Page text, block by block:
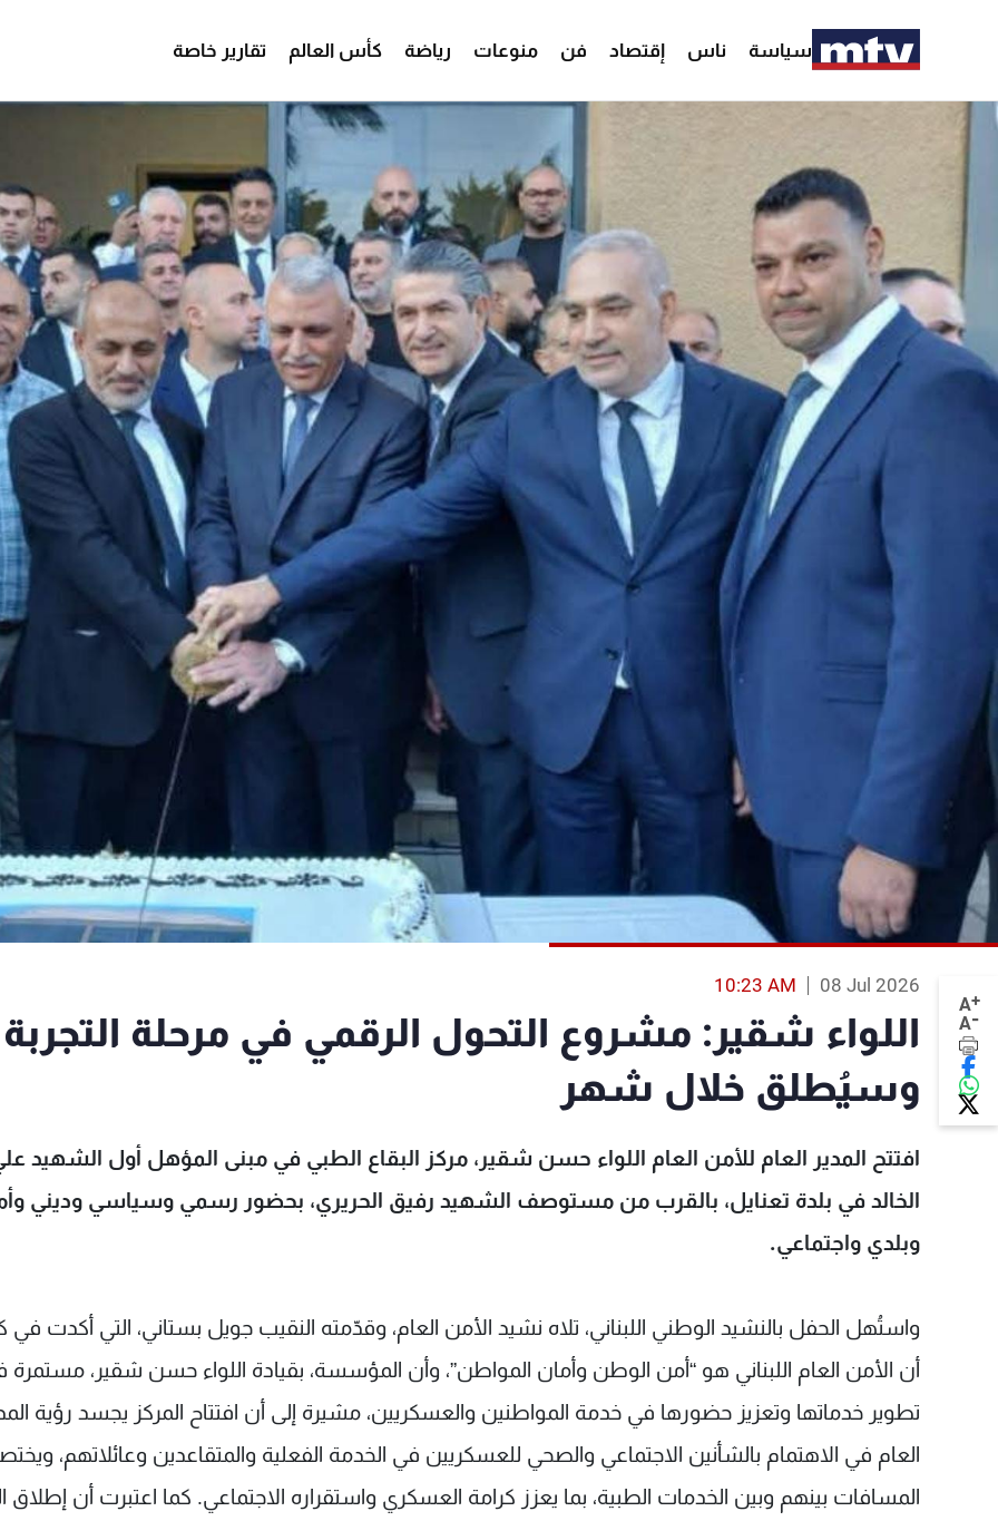
سياسة ناس إقتصاد فن منوعات رياضة كأس العالم تقارير خاصة
A+
A-
08 Jul 2026
10:23 AM
اللواء شقير: مشروع التحول الرقمي في مرحلة التجربة
وسيُطلق خلال شهر
افتتح المدير العام للأمن العام اللواء حسن شقير، مركز البقاع الطبي في مبنى المؤهل أول الشهيد
الخالد في بلدة تعنايل، بالقرب من مستوصف الشهيد رفيق الحريري، بحضور رسمي وسياسي وديني
وبلدي واجتماعي.
واستُهل الحفل بالنشيد الوطني اللبناني، تلاه نشيد الأمن العام، وقدّمته النقيب جويل بستاني، التي أكدت في
أن الأمن العام اللبناني هو “أمن الوطن وأمان المواطن”، وأن المؤسسة، بقيادة اللواء حسن شقير، مستمرة
تطوير خدماتها وتعزيز حضورها في خدمة المواطنين والعسكريين، مشيرة إلى أن افتتاح المركز يجسد رؤية
العام في الاهتمام بالشأنين الاجتماعي والصحي للعسكريين في الخدمة الفعلية والمتقاعدين وعائلاتهم،
المسافات بينهم وبين الخدمات الطبية، بما يعزز كرامة العسكري واستقراره الاجتماعي. كما اعتبرت أن إطلاق